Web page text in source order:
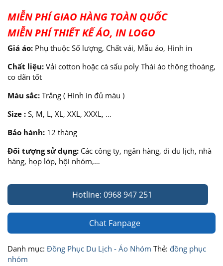
MIỄN PHÍ GIAO HÀNG TOÀN QUỐC
MIỄN PHÍ THIẾT KẾ ÁO, IN LOGO
Giá áo: Phụ thuộc Số lượng, Chất vải, Mẫu áo, Hình in
Chất liệu: Vải cotton hoặc cá sấu poly Thái áo thông thoáng,
co dãn tốt
Màu sắc: Trắng ( Hình in đủ màu )
Size : S, M, L, XL, XXL, XXXL, …
Bảo hành: 12 tháng
Đối tượng sử dụng: Các công ty, ngân hàng, đi du lịch, nhà
hàng, họp lớp, hội nhóm,…
Hotline: 0968 947 251
Chat Fanpage
Danh mục: Đồng Phục Du Lịch - Áo Nhóm Thẻ: đồng phục
nhóm